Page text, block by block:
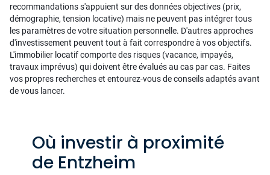
recommandations s'appuient sur des données objectives (prix,
démographie, tension locative) mais ne peuvent pas intégrer tous
les paramètres de votre situation personnelle. D'autres approches
d'investissement peuvent tout à fait correspondre à vos objectifs.
L'immobilier locatif comporte des risques (vacance, impayés,
travaux imprévus) qui doivent être évalués au cas par cas. Faites
vos propres recherches et entourez-vous de conseils adaptés avant
de vous lancer.
Où investir à proximité
de Entzheim